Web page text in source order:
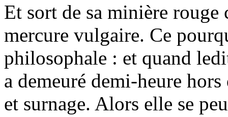
Et sort de sa minière
mercure vulgaire. Ce
philosophale : et quand
a demeuré demi-heure
et surnage. Alors elle se